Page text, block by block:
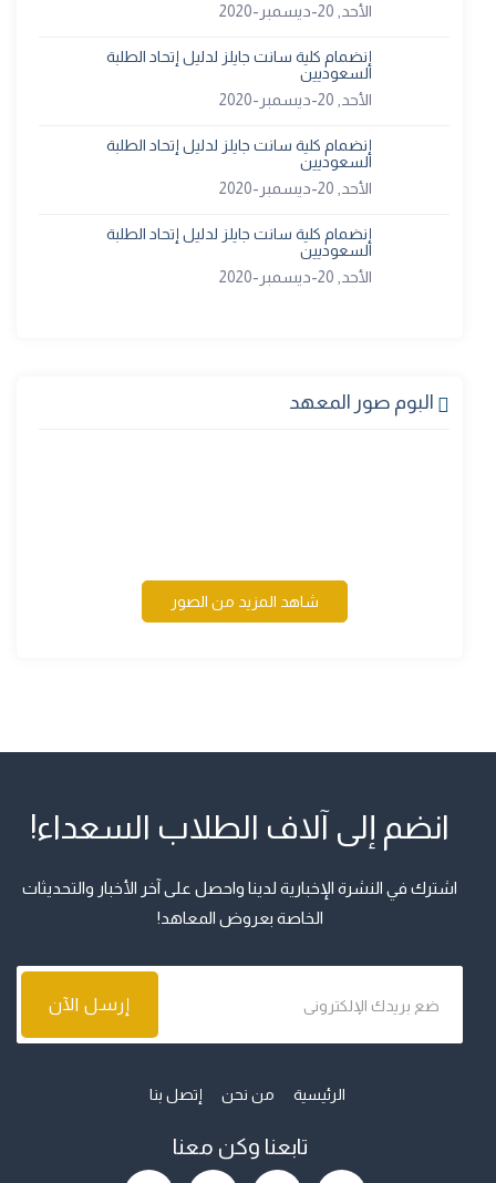
الأحد, 20-ديسمبر-2020
إنضمام كلية سانت جايلز لدليل إتحاد الطلبة
السعوديين
الأحد, 20-ديسمبر-2020
إنضمام كلية سانت جايلز لدليل إتحاد الطلبة
السعوديين
الأحد, 20-ديسمبر-2020
إنضمام كلية سانت جايلز لدليل إتحاد الطلبة
السعوديين
الأحد, 20-ديسمبر-2020
البوم صور المعهد
شاهد المزيد من الصور
انضم إلى آلاف الطلاب السعداء!
اشترك في النشرة الإخبارية لدينا واحصل على آخر الأخبار والتحديثات
الخاصة بعروض المعاهد!
الرئيسية من نحن إتصل بنا
تابعنا وكن معنا